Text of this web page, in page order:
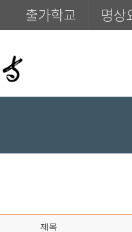
출가학교 명상
제목